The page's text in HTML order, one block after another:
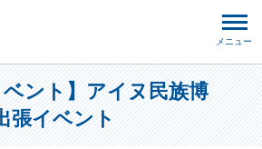
メニュー
ント】アイヌ民族博
張イベント